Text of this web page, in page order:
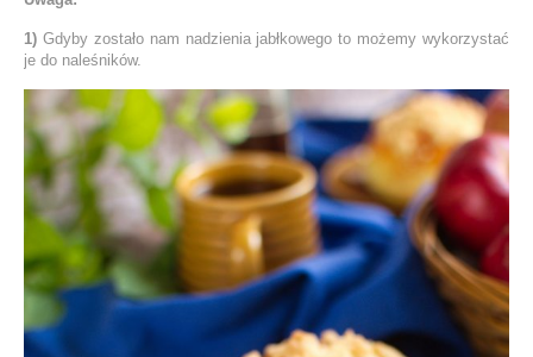
1) Gdyby zostało nam nadzienia jabłkowego to możemy wykorzystać
je do naleśników.